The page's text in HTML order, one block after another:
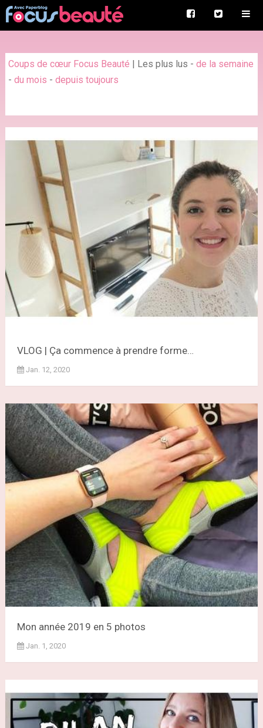
Coups de cœur Focus Beauté | Les plus lus - de la semaine
- du mois - depuis toujours
VLOG | Ça commence à prendre forme…
Jan. 12, 2020
Mon année 2019 en 5 photos
Jan. 1, 2020